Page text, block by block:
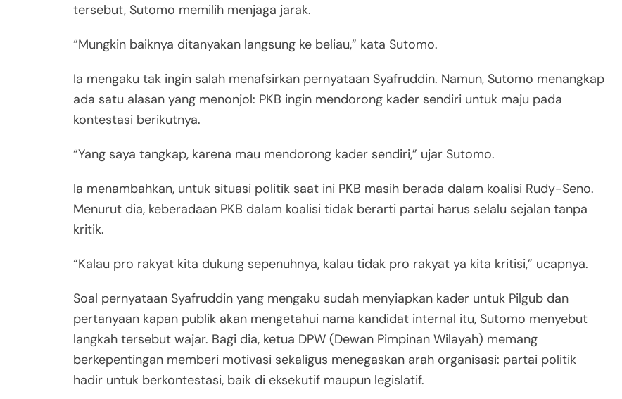
tersebut, Sutomo memilih menjaga jarak.
“Mungkin baiknya ditanyakan langsung ke beliau,” kata Sutomo.
Ia mengaku tak ingin salah menafsirkan pernyataan Syafruddin. Namun, Sutomo menangkap
ada satu alasan yang menonjol: PKB ingin mendorong kader sendiri untuk maju pada
kontestasi berikutnya.
“Yang saya tangkap, karena mau mendorong kader sendiri,” ujar Sutomo.
Ia menambahkan, untuk situasi politik saat ini PKB masih berada dalam koalisi Rudy-Seno.
Menurut dia, keberadaan PKB dalam koalisi tidak berarti partai harus selalu sejalan tanpa
kritik.
“Kalau pro rakyat kita dukung sepenuhnya, kalau tidak pro rakyat ya kita kritisi,” ucapnya.
Soal pernyataan Syafruddin yang mengaku sudah menyiapkan kader untuk Pilgub dan
pertanyaan kapan publik akan mengetahui nama kandidat internal itu, Sutomo menyebut
langkah tersebut wajar. Bagi dia, ketua DPW (Dewan Pimpinan Wilayah) memang
berkepentingan memberi motivasi sekaligus menegaskan arah organisasi: partai politik
hadir untuk berkontestasi, baik di eksekutif maupun legislatif.